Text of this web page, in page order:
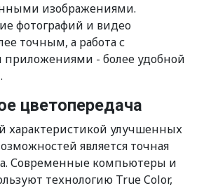
изображениями.
фотографий и видео
точным, а работа с
приложениями - более удобной
цветопередача
характеристикой улучшенных
является точная
Современные компьютеры и
технологию True Color,